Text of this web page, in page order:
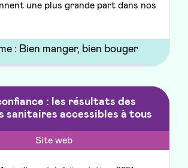
une plus grande part dans nos
: les résultats des
sanitaires accessibles à tous
Site web